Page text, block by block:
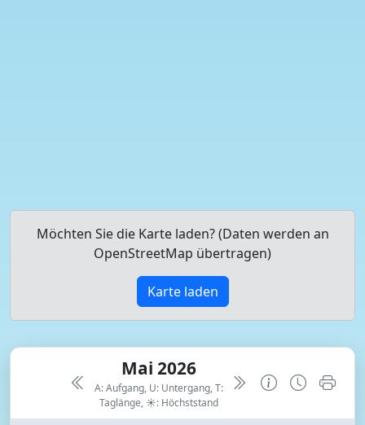
Möchten Sie die Karte laden? (Daten werden an
OpenStreetMap übertragen)
Karte laden
Mai 2026
A: Aufgang, U: Untergang, T:
Taglänge, ☀: Höchststand